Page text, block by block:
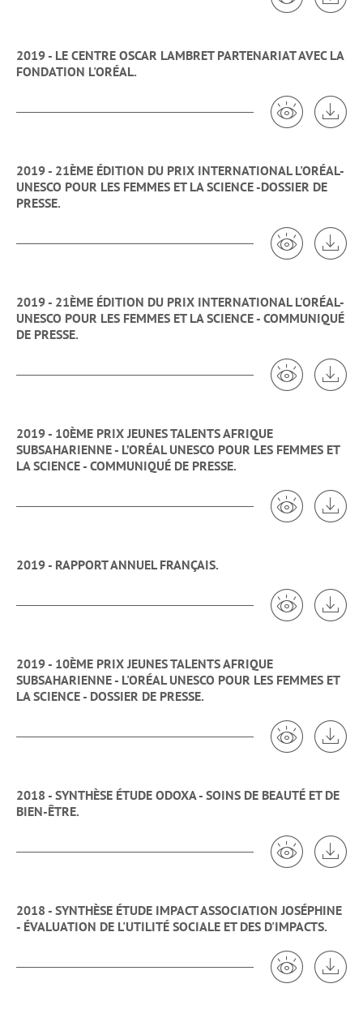
2019 - LE CENTRE OSCAR LAMBRET PARTENARIAT AVEC LA
FONDATION L'ORÉAL.
Voir 2019 -
2019 - 21ÈME ÉDITION DU PRIX INTERNATIONAL L'ORÉAL-
UNESCO POUR LES FEMMES ET LA SCIENCE -DOSSIER DE
PRESSE.
Voir 2019 -
2019 - 21ÈME ÉDITION DU PRIX INTERNATIONAL L'ORÉAL-
UNESCO POUR LES FEMMES ET LA SCIENCE - COMMUNIQUÉ
DE PRESSE.
Voir 2019 -
2019 - 10ÈME PRIX JEUNES TALENTS AFRIQUE
SUBSAHARIENNE - L’ORÉAL UNESCO POUR LES FEMMES ET
LA SCIENCE - COMMUNIQUÉ DE PRESSE.
Voir 2019 -
2019 - RAPPORT ANNUEL FRANÇAIS.
Voir 2019 -
2019 - 10ÈME PRIX JEUNES TALENTS AFRIQUE
SUBSAHARIENNE - L'ORÉAL UNESCO POUR LES FEMMES ET
LA SCIENCE - DOSSIER DE PRESSE.
Voir 2019 -
2018 - SYNTHÈSE ÉTUDE ODOXA - SOINS DE BEAUTÉ ET DE
BIEN-ÊTRE.
Voir 2018 -
2018 - SYNTHÈSE ÉTUDE IMPACT ASSOCIATION JOSÉPHINE
- ÉVALUATION DE L'UTILITÉ SOCIALE ET DES D'IMPACTS.
Voir 2018 -